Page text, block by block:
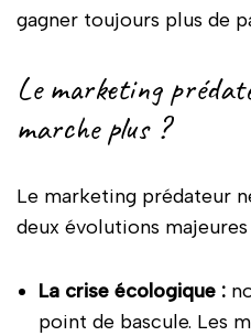
gagner toujours plus de
Le marketing
marche plus ?
Le marketing prédateur
deux évolutions majeures
La crise écologique :
point de bascule. Les